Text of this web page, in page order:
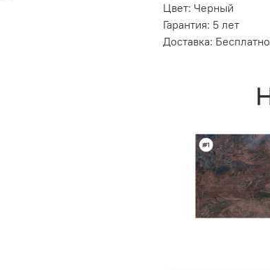
Цвет: Черный
Гарантия: 5 лет
Доставка: Бесплатно